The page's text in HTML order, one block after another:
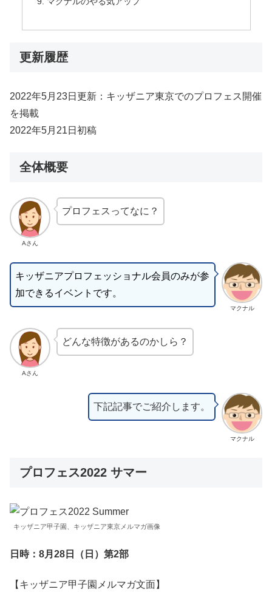
更新履歴
2022年5月23日更新：キッザニア東京でのプロフェス開催
を掲載
2022年5月21日初稿
全体概要
Aさん
プロフェスってなに？
マクナル
キッザニアプロフェッショナル会員のみが参
加できるイベントです。
Aさん
どんな特徴があるのかしら？
マクナル
下記記事でご紹介します。
プロフェス2022 サマー
キッザニア甲子園、キッザニア東京メルマガ画像
日時：8月28日（日）第2部
【キッザニア甲子園メルマガ文面】